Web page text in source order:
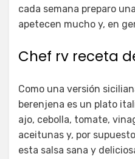
cada semana preparo
apetecen mucho y, en
Chef rv receta
Como una versión
berenjena es un plato
ajo, cebolla, tomate,
aceitunas y, por
esta salsa sana y